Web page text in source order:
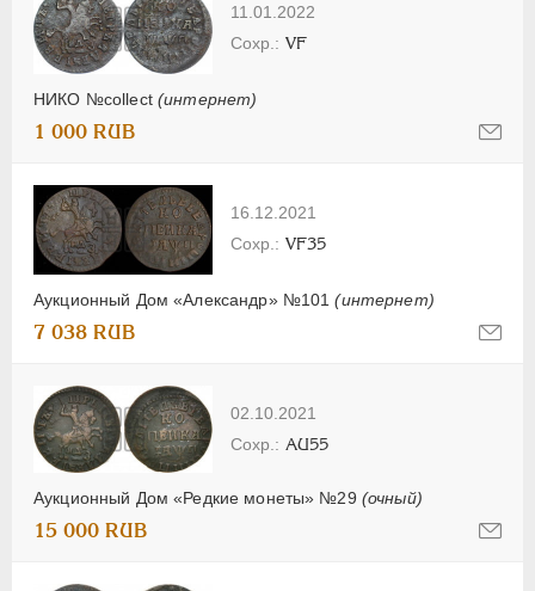
11.01.2022
НИКО №collect (интернет)
VF
1 000 RUB
16.12.2021
Аукционный Дом «Александр» №101(интернет)
VF35
7 038 RUB
02.10.2021
Аукционный Дом «Редкие монеты» №29 (очный)
AU55
15 000 RUB